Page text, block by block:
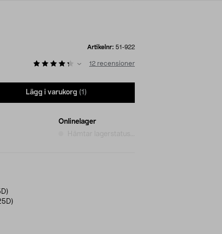
Artikelnr: 51-922
12 recensioner
Lägg i varukorg (1)
Onlinelager
Hämtar lagerstatus...